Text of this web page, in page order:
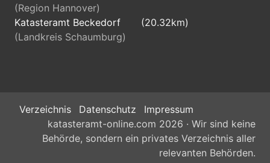
(Region Hannover)
Katasteramt Beckedorf
(20.32km)
(Landkreis Schaumburg)
Verzeichnis Datenschutz
Impressum
katasteramt-online.com 2026 · Wir sind keine
Behörde, sondern ein privates Verzeichnis aller
relevanten Behörden.